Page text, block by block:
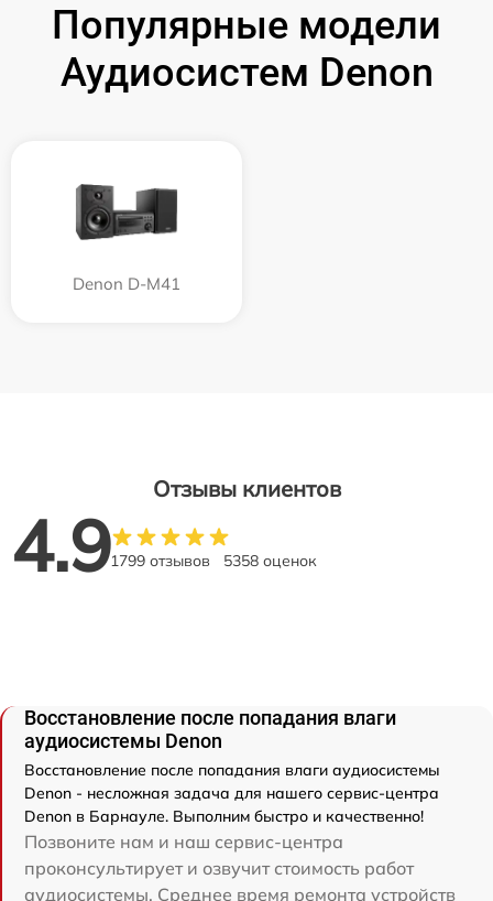
Популярные модели
Аудиосистем Denon
Denon D-M41
Отзывы клиентов
4.91799 отзывов 5358 оценок
Восстановление после попадания влаги
аудиосистемы Denon
Восстановление после попадания влаги аудиосистемы
Denon - несложная задача для нашего сервис-центра
Denon в Барнауле. Выполним быстро и качественно!
Позвоните нам и наш сервис-центра
проконсультирует и озвучит стоимость работ
аудиосистемы. Среднее время ремонта устройств